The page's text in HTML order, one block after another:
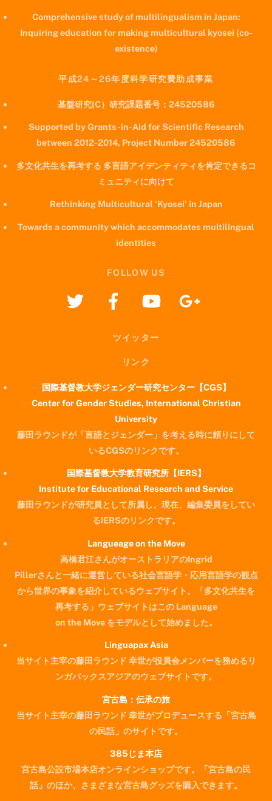
Back
Comprehensive study of multilingualism in Japan:
Inquiring education for making multicultural kyosei (co-
existence)
平成24～26年度科学研究費助成事業
基盤研究(C）研究課題番号：24520586
Supported by Grants-in-Aid for Scientific Research
between 2012-2014, Project Number 24520586
多文化共生を再考する 多言語アイデンティティを肯定できるコ
ミュニティに向けて
Rethinking Multicultural 'Kyosei' in Japan
Towards a community which accommodates multilingual
identities
FOLLOW US
ツイッター
リンク
国際基督教大学ジェンダー研究センター【CGS】
Center for Gender Studies, International Christian
University
藤田ラウンドが「言語とジェンダー」を考える時に頼りにして
いるCGSのリンクです。
国際基督教大学教育研究所【IERS】
Institute for Educational Research and Service
藤田ラウンドが研究員として所属し、現在、編集委員をしてい
るIERSのリンクです。
Langueage on the Move
高橋君江さんがオーストラリアのIngrid
Pillerさんと一緒に運営している社会言語学・応用言語学の観点
から世界の事象を紹介しているウェブサイト。「多文化共生を
再考する」ウェブサイトはこの Language
on the Move をモデルとして始めました。
Linguapax Asia
当サイト主宰の藤田ラウンド 幸世が役員会メンバーを務めるリ
ンガパックスアジアのウェブサイトです。
宮古島：伝承の旅
当サイト主宰の藤田ラウンド 幸世がプロデュースする「宮古島
の民話」のサイトです。
385じま本店
宮古島公設市場本店オンラインショップです。「宮古島の民
話」のほか、さまざまな宮古島グッズを購入できます。